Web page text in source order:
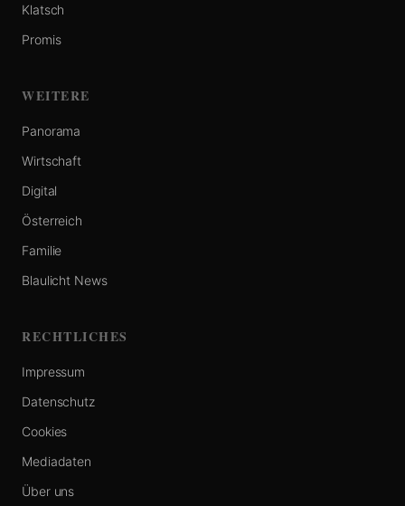
Klatsch
Promis
WEITERE
Panorama
Wirtschaft
Digital
Österreich
Familie
Blaulicht News
RECHTLICHES
Impressum
Datenschutz
Cookies
Mediadaten
Über uns